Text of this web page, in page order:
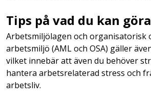
Tips på vad du kan göra
Arbetsmiljölagen och organisatorisk
arbetsmiljö (AML och OSA) gäller
vilket innebär att även du behöver
hantera arbetsrelaterad stress och
arbetsliv.